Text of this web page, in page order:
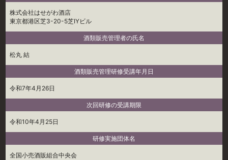
株式会社はせがわ酒店
東京都港区芝3-20-5芝IYビル
酒類販売管理者の氏名
松丸 結
酒類販売管理研修受講年月日
令和7年4月26日
次回研修の受講期限
令和10年4月25日
研修実施団体名
全国小売酒販組合中央会